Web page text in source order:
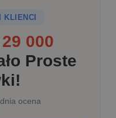
KLIENCI
29 000
Proste
ocena